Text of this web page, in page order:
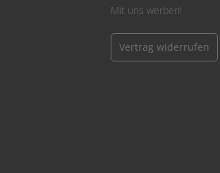
Mit uns werben!
Vertrag widerrufen